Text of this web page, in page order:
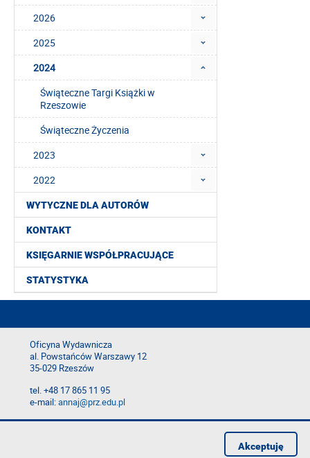
2026
2025
2024
Świąteczne Targi Książki w
Rzeszowie
Świąteczne Życzenia
2023
2022
WYTYCZNE DLA AUTORÓW
KONTAKT
KSIĘGARNIE WSPÓŁPRACUJĄCE
STATYSTYKA
Oficyna Wydawnicza
al. Powstańców Warszawy 12
35-029 Rzeszów
tel. +48 17 865 11 95
e-mail:annaj@prz.edu.pl
Deklaracja dostępności
Akceptuję